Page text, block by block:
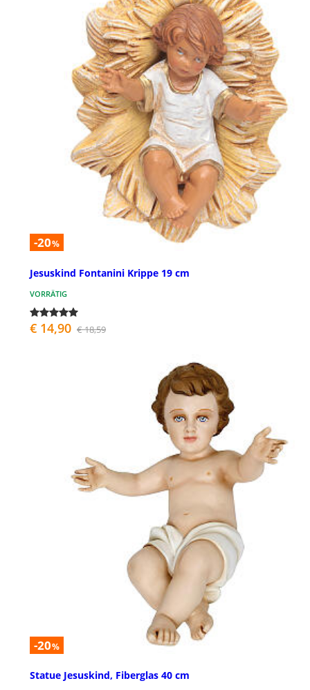
-20%
Jesuskind Fontanini Krippe 19 cm
VORRÄTIG
€ 14,90 € 18,59
-20%
Statue Jesuskind, Fiberglas 40 cm